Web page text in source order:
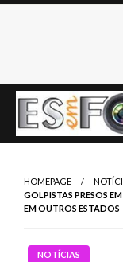
Skip
HOMEPAGE
GOLPISTAS PRESOS
EM OUTROS ESTADOS
NOTÍCIAS